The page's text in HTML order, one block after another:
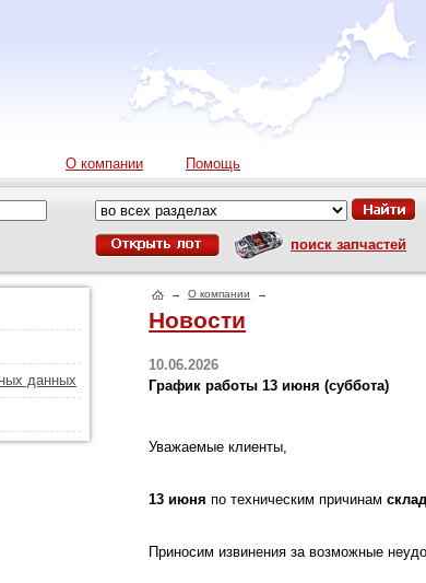
О компании Помощь
поиск запчастей
данных
→ О компании →
Новости
10.06.2026
График работы 13 июня (суббота)
Уважаемые клиенты,
13 июня по техническим причинам склад
Приносим извинения за возможные